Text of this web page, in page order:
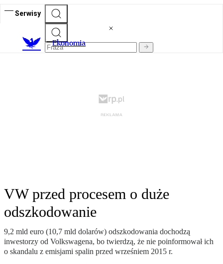
Serwisy
Ekonomia
VW przed procesem o duże
odszkodowanie
9,2 mld euro (10,7 mld dolarów) odszkodowania dochodzą
inwestorzy od Volkswagena, bo twierdzą, że nie poinformował ich
o skandalu z emisjami spalin przed wrześniem 2015 r.